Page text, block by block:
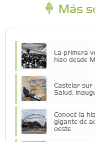
Más
La primera
hizo desde
Castelar sur
Salud:
Conocé la
gigante de
oeste